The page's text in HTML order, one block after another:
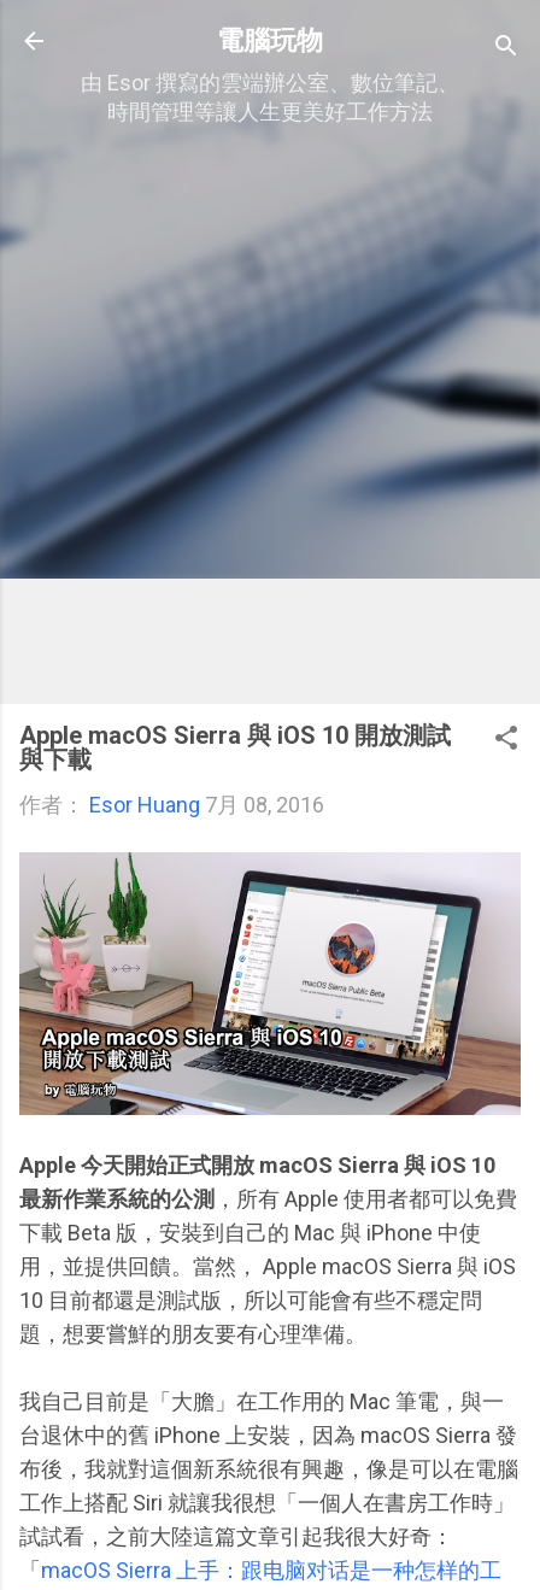
跳到主要內容
電腦玩物
由 Esor 撰寫的雲端辦公室、數位筆記、
時間管理等讓人生更美好工作方法
Apple macOS Sierra 與 iOS 10 開放測試
與下載
作者： Esor Huang 7月 08, 2016
Apple 今天開始正式開放 macOS Sierra 與 iOS 10
最新作業系統的公測 ，所有 Apple 使用者都可以免費
下載 Beta 版，安裝到自己的 Mac 與 iPhone 中使
用，並提供回饋。當然， Apple macOS Sierra 與 iOS
10 目前都還是測試版，所以可能會有些不穩定問
題，想要嘗鮮的朋友要有心理準備。
我自己目前是「大膽」在工作用的 Mac 筆電，與一
台退休中的舊 iPhone 上安裝，因為 macOS Sierra 發
布後，我就對這個新系統很有興趣，像是可以在電腦
工作上搭配 Siri 就讓我很想「一個人在書房工作時」
試試看，之前大陸這篇文章引起我很大好奇：
「 macOS Sierra 上手：跟电脑对话是一种怎样的工